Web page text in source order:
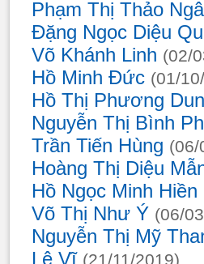
Phạm Thị Thảo
Đặng Ngọc Diệu
Võ Khánh Linh (02/
Hồ Minh Đức (01/
Hồ Thị Phương
Nguyễn Thị Bình
Trần Tiến Hùng
Hoàng Thị Diệu
Hồ Ngọc Minh Hiền
Võ Thị Như Ý (06/
Nguyễn Thị Mỹ
Lê Vĩ (21/11/2019)